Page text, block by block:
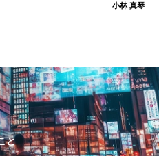
小林 真琴
と